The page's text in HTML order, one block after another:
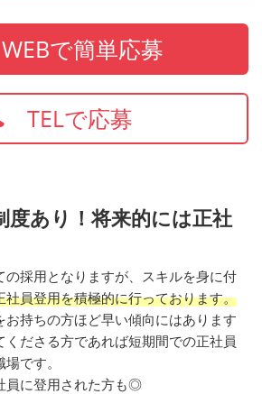
で簡単応募
TELで応募
あり！将来的には正社
の採用となりますが、スキルを身に付
社員登用を積極的に行っております。
持ちの方ほど早い傾向にはあります
くださる方であれば短期間での正社員
です。
員に登用された方も◎